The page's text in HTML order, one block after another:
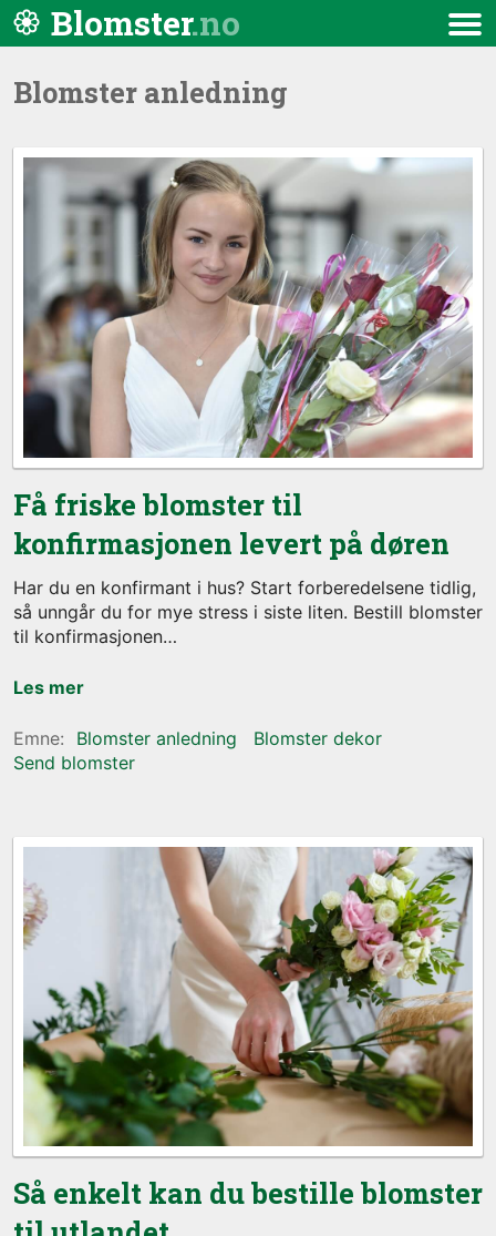
Hopp til innhold
Blomster
Meny
Blomster anledning
Få friske blomster til
konfirmasjonen levert på døren
Har du en konfirmant i hus? Start forberedelsene tidlig,
så unngår du for mye stress i siste liten. Bestill blomster
til konfirmasjonen
Les mer
Blomster anledning
Blomster dekor
Send blomster
Så enkelt kan du bestille blomster